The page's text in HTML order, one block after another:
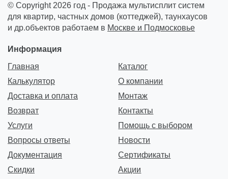
© Copyright 2026 год - Продажа мультисплит систем
для квартир, частных домов (коттеджей), таунхаусов
и др.объектов работаем в Москве и Подмосковье
Информация
Главная
Каталог
Калькулятор
О компании
Доставка и оплата
Монтаж
Возврат
Контакты
Услуги
Помощь с выбором
Вопросы ответы
Новости
Документация
Сертификаты
Скидки
Акции